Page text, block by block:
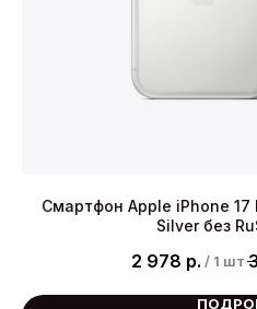
Смартфон Apple iPhone 17
Silver без
2 978 р. / 1 шт